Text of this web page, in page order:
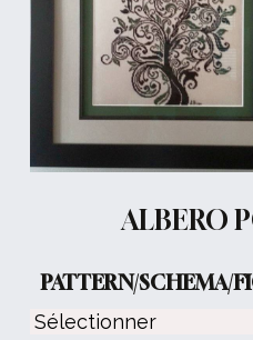
ALBERO
PATTERN/SCHEMA/